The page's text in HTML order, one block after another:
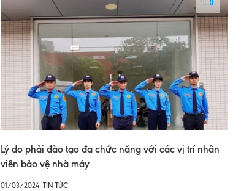
Lý do phải đào tạo đa chức năng với các vị trí nhân
viên bảo vệ nhà máy
01/03/2024 TIN TỨC